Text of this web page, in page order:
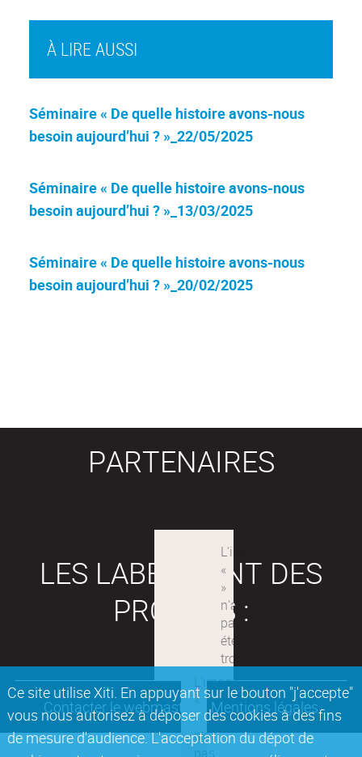
Ce site utilise Xiti. En appuyant sur le bouton "j'accepte"
vous nous autorisez à déposer des cookies à des fins
de mesure d'audience. L'acceptation du dépot de
À LIRE AUSSI
Séminaire « De quelle histoire avons-nous
besoin aujourd’hui ? »_22/05/2025
Séminaire « De quelle histoire avons-nous
besoin aujourd’hui ? »_13/03/2025
Séminaire « De quelle histoire avons-nous
besoin aujourd’hui ? »_20/02/2025
PARTENAIRES
LES LABEX SONT DES
PROJETS :
Contacter le webmaster Mentions légales